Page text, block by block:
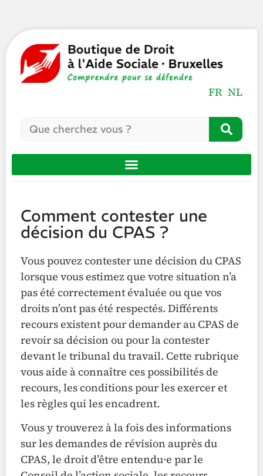
FR NL
Comment contester une
décision du CPAS ?
Vous pouvez contester une décision du CPAS
lorsque vous estimez que votre situation n’a
pas été correctement évaluée ou que vos
droits n’ont pas été respectés. Différents
recours existent pour demander au CPAS de
revoir sa décision ou pour la contester
devant le tribunal du travail. Cette rubrique
vous aide à connaître ces possibilités de
recours, les conditions pour les exercer et
les règles qui les encadrent.
Vous y trouverez à la fois des informations
sur les demandes de révision auprès du
CPAS, le droit d’être entendu·e par le